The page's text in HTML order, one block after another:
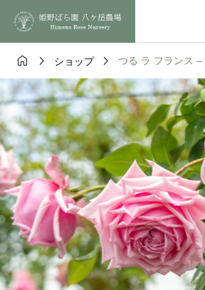
  ショップ  つる ラ フランス